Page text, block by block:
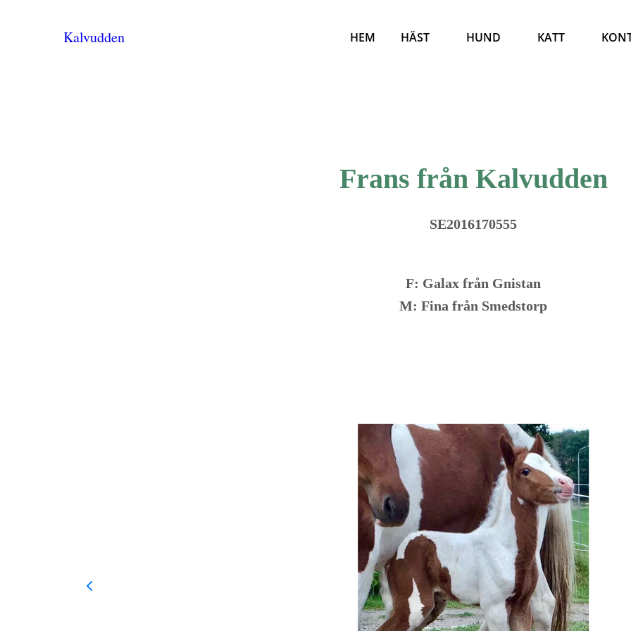
Kalvudden HEM HÄST HUND KATT
Frans från Kalvudden
SE2016170555
F: Galax från Gnistan
M: Fina från Smedstorp